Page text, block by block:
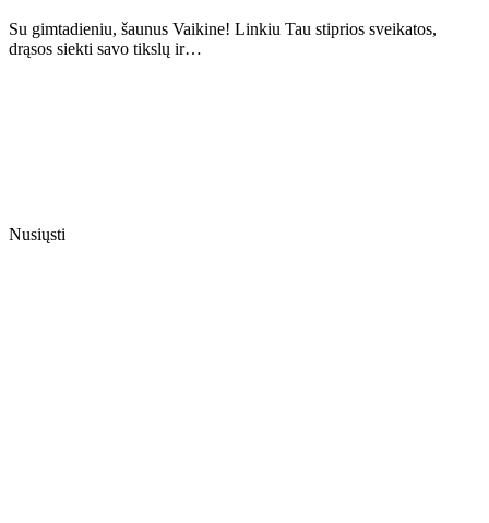
Su gimtadieniu, šaunus Vaikine! Linkiu Tau stiprios sveikatos,
drąsos siekti savo tikslų ir…
Nusiųsti